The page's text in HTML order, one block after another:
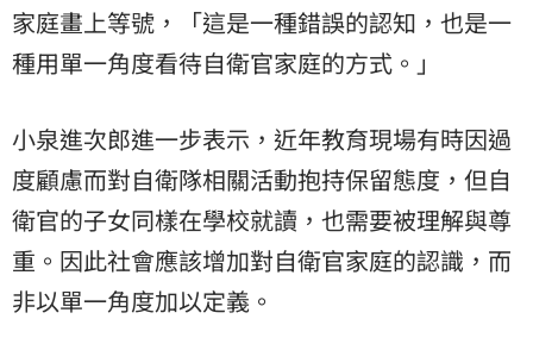
家庭畫上等號，「這是一種錯誤的認知，也是一
種用單一角度看待自衛官家庭的方式。」
小泉進次郎進一步表示，近年教育現場有時因過
度顧慮而對自衛隊相關活動抱持保留態度，但自
衛官的子女同樣在學校就讀，也需要被理解與尊
重。因此社會應該增加對自衛官家庭的認識，而
非以單一角度加以定義。